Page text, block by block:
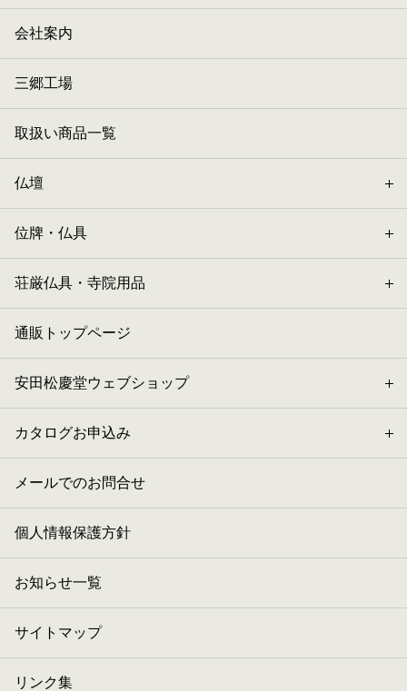
会社案内
三郷工場
取扱い商品一覧
仏壇
位牌・仏具
荘厳仏具・寺院用品
通販トップページ
安田松慶堂ウェブショップ
カタログお申込み
メールでのお問合せ
個人情報保護方針
お知らせ一覧
サイトマップ
リンク集